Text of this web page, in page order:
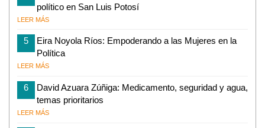
político en San Luis Potosí
LEER MÁS
5
Eira Noyola Ríos: Empoderando a las Mujeres en la
Política
LEER MÁS
6
David Azuara Zúñiga: Medicamento, seguridad y agua,
temas prioritarios
LEER MÁS